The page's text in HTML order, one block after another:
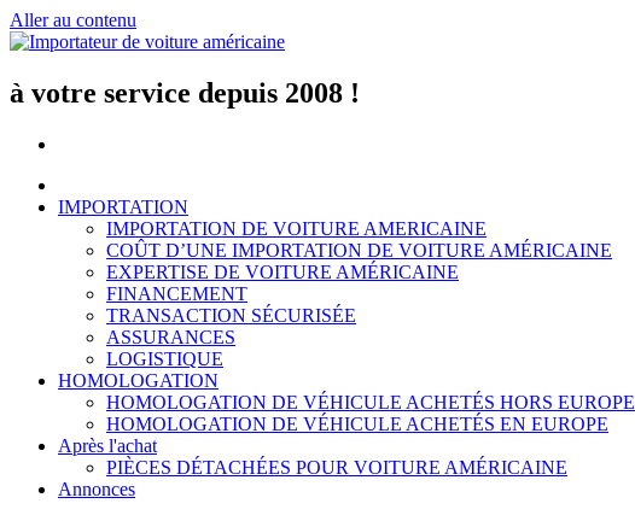
Aller au contenu
à votre service depuis 2008 !
IMPORTATION
IMPORTATION DE VOITURE AMERICAINE
COÛT D’UNE IMPORTATION DE VOITURE AMÉRICAINE
EXPERTISE DE VOITURE AMÉRICAINE
FINANCEMENT
TRANSACTION SÉCURISÉE
ASSURANCES
LOGISTIQUE
HOMOLOGATION
HOMOLOGATION DE VÉHICULE ACHETÉS HORS EUROPE
HOMOLOGATION DE VÉHICULE ACHETÉS EN EUROPE
Après l'achat
PIÈCES DÉTACHÉES POUR VOITURE AMÉRICAINE
Annonces